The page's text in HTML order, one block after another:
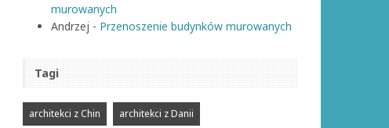
murowanych
Andrzej - Przenoszenie budynków murowanych
Tagi
architekci z Chin architekci z Danii